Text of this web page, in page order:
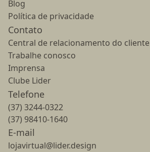
Blog
Política de privacidade
Contato
Central de relacionamento do cliente
Trabalhe conosco
Imprensa
Clube Lider
Telefone
(37) 3244-0322
(37) 98410-1640
E-mail
lojavirtual@lider.design